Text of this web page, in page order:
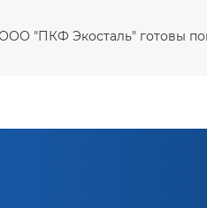
ООО "ПКФ Экосталь" готовы